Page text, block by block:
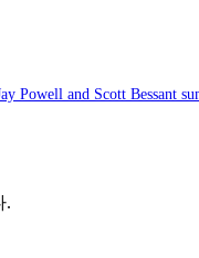
and Scott Bessant
.